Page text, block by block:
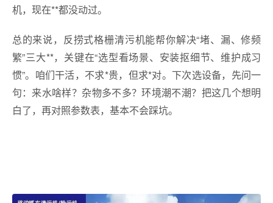
机，现在**都没动过。
总的来说，反捞式格栅清污机能帮你解决“堵、漏、修频
繁”三大**，关键在“选型看场景、安装抠细节、维护成习
惯”。咱们干活，不求*贵，但求*对。下次选设备，先问一
句：来水啥样？杂物多不多？环境潮不潮？把这几个想明
白了，再对照参数表，基本不会踩坑。